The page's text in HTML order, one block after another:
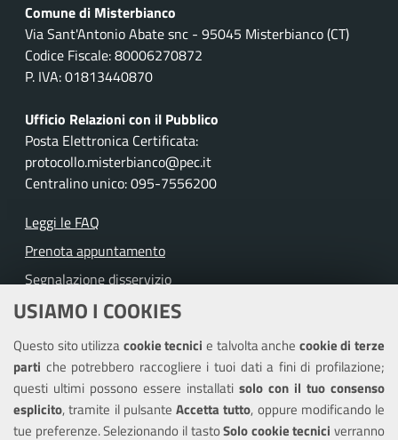
USIAMO I COOKIES
Questo sito utilizzacookie tecnicie talvolta anche cookie di terze
parti che potrebbero raccogliere i tuoi dati a fini di profilazione;
questi ultimi possono essere installati solo con il tuo consenso
esplicito, tramite il pulsante Accetta tutto, oppure modificando le
tue preferenze. Selezionando il tastoSolo cookie tecnici verranno
Comune di Misterbianco
Via Sant'Antonio Abate snc - 95045 Misterbianco (CT)
Codice Fiscale: 80006270872
P. IVA: 01813440870
Ufficio Relazioni con il Pubblico
Posta Elettronica Certificata:
protocollo.misterbianco@pec.it
Centralino unico: 095-7556200
Leggi le FAQ
Prenota appuntamento
Segnalazione disservizio
Richiesta assistenza
Amministrazione trasparente
Informativa privacy
Note legali
Piano di miglioramento del sito